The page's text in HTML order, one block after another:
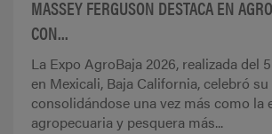
MASSEY FERGUSON DESTACA EN
CON...
La Expo AgroBaja 2026, realizada del
en Mexicali, Baja California, celebró su
consolidándose una vez más como la
agropecuaria y pesquera más...